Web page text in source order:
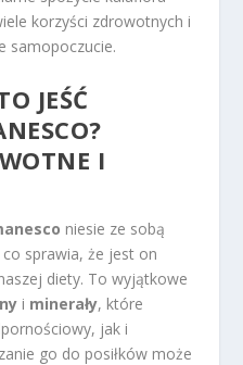
korzyści zdrowotnych i
samopoczucie.
JEŚĆ
I
niesie ze sobą
sprawia, że jest on
diety. To wyjątkowe
i minerały, które
jak i
go do posiłków może